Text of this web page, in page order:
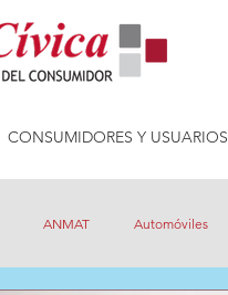
CONSUMIDORES Y USUARIOS
ANMAT Automóviles